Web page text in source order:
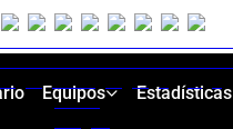
Equipos Estadísticas